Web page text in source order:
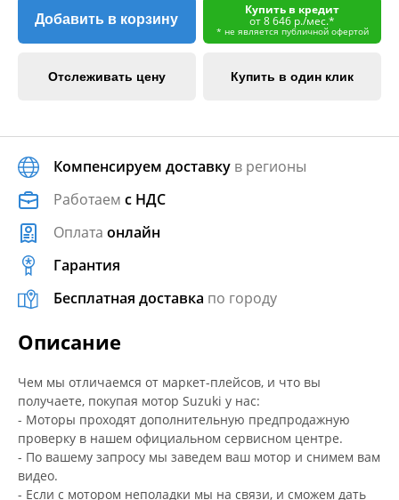
Добавить в корзину
Купить в кредит
от 8 646 р./мес.*
* не является публичной офертой
Отслеживать цену Купить в один клик
Компенсируем доставку в регионы
Работаем с НДС
Оплата онлайн
Гарантия
Бесплатная доставка по городу
Описание
Чем мы отличаемся от маркет-плейсов, и что вы
получаете, покупая мотор Suzuki у нас:
- Моторы проходят дополнительную предпродажную
проверку в нашем официальном сервисном центре.
- По вашему запросу мы заведем ваш мотор и снимем вам
видео.
- Если с мотором неполадки мы на связи, и сможем дать